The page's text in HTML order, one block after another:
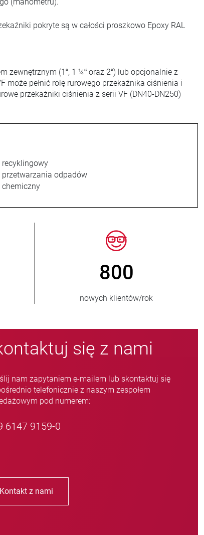
pokryte są w całości proszkowo Epoxy RAL
(1“, 1 ¼“ oraz 2“) lub opcjonalnie z
może pełnić rolę rurowego przekaźnika ciśnienia i
przekaźniki ciśnienia z serii VF (DN40-DN250)
przetwarzania odpadów
> 15 000
wariantów zaworów zaciskowych
się z nami
nam zapytaniem e-mailem lub skontaktuj się
telefonicznie z naszym zespołem
pod numerem:
6147 9159-0
Kontakt z nami